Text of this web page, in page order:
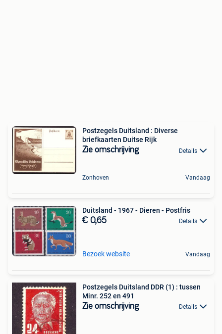
Postzegels Duitsland : Diverse
briefkaarten Duitse Rijk
Zie omschrijving Details
Zonhoven Vandaag
Duitsland - 1967 - Dieren - Postfris
€ 0,65 Details
Bezoek website Vandaag
Postzegels Duitsland DDR (1) : tussen
Minr. 252 en 491
Zie omschrijving Details